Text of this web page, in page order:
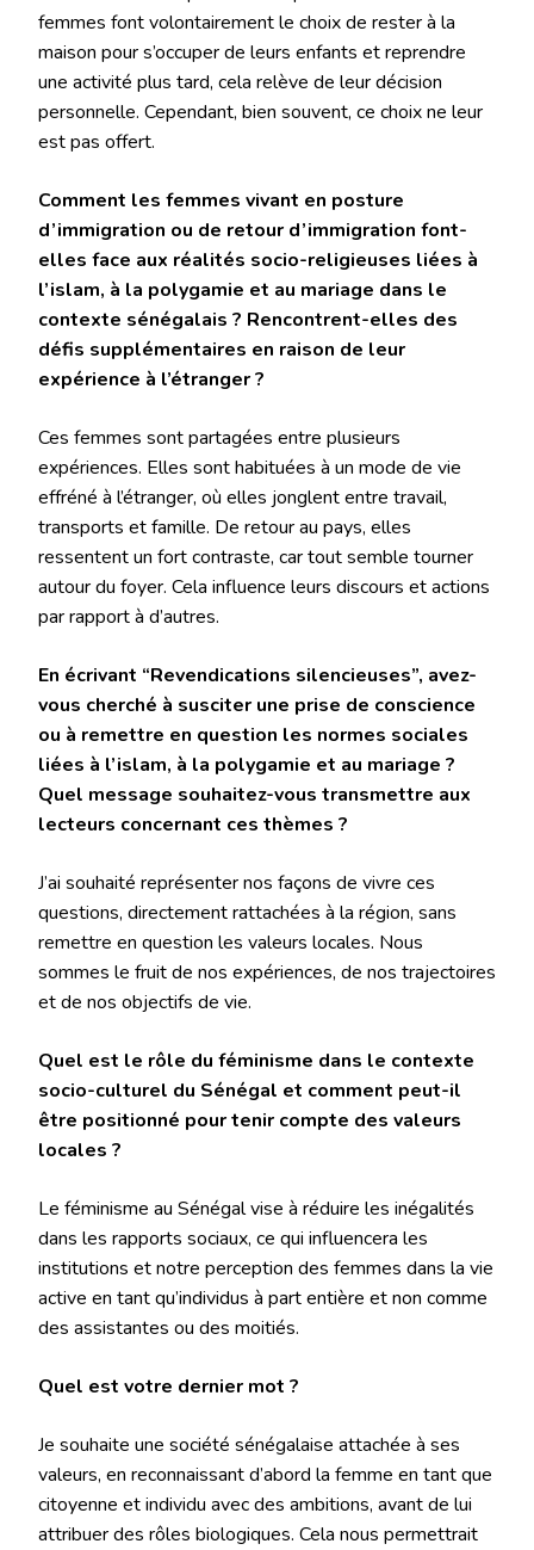
femmes font volontairement le choix de rester à la
maison pour s’occuper de leurs enfants et reprendre
une activité plus tard, cela relève de leur décision
personnelle. Cependant, bien souvent, ce choix ne leur
est pas offert.
Comment les femmes vivant en posture
d’immigration ou de retour d’immigration font-
elles face aux réalités socio-religieuses liées à
l’islam, à la polygamie et au mariage dans le
contexte sénégalais ? Rencontrent-elles des
défis supplémentaires en raison de leur
expérience à l’étranger ?
Ces femmes sont partagées entre plusieurs
expériences. Elles sont habituées à un mode de vie
effréné à l’étranger, où elles jonglent entre travail,
transports et famille. De retour au pays, elles
ressentent un fort contraste, car tout semble tourner
autour du foyer. Cela influence leurs discours et actions
par rapport à d’autres.
En écrivant “Revendications silencieuses”, avez-
vous cherché à susciter une prise de conscience
ou à remettre en question les normes sociales
liées à l’islam, à la polygamie et au mariage ?
Quel message souhaitez-vous transmettre aux
lecteurs concernant ces thèmes ?
J’ai souhaité représenter nos façons de vivre ces
questions, directement rattachées à la région, sans
remettre en question les valeurs locales. Nous
sommes le fruit de nos expériences, de nos trajectoires
et de nos objectifs de vie.
Quel est le rôle du féminisme dans le contexte
socio-culturel du Sénégal et comment peut-il
être positionné pour tenir compte des valeurs
locales ?
Le féminisme au Sénégal vise à réduire les inégalités
dans les rapports sociaux, ce qui influencera les
institutions et notre perception des femmes dans la vie
active en tant qu’individus à part entière et non comme
des assistantes ou des moitiés.
Quel est votre dernier mot ?
Je souhaite une société sénégalaise attachée à ses
valeurs, en reconnaissant d’abord la femme en tant que
citoyenne et individu avec des ambitions, avant de lui
attribuer des rôles biologiques. Cela nous permettrait